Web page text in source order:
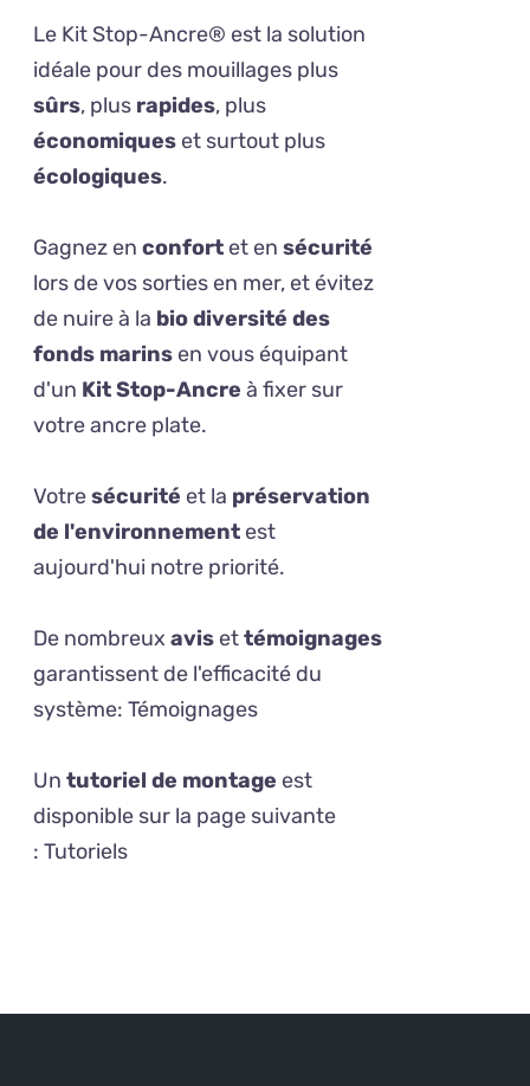
Le Kit Stop-Ancre® est la solution
idéale pour des mouillages plus
sûrs, plus rapides, plus
économiques et surtout plus
écologiques.
Gagnez enconfort et ensécurité
lors de vos sorties en mer, et évitez
de nuire à la bio diversité des
fonds marins en vous équipant
d'un Kit Stop-Ancre à fixer sur
votre ancre plate.
Votresécurité et la préservation
de l'environnement est
aujourd'hui notre priorité.
De nombreuxavis ettémoignages
garantissent de l'efficacité du
système:Témoignages
Untutoriel de montage est
disponible sur la page suivante
:Tutoriels